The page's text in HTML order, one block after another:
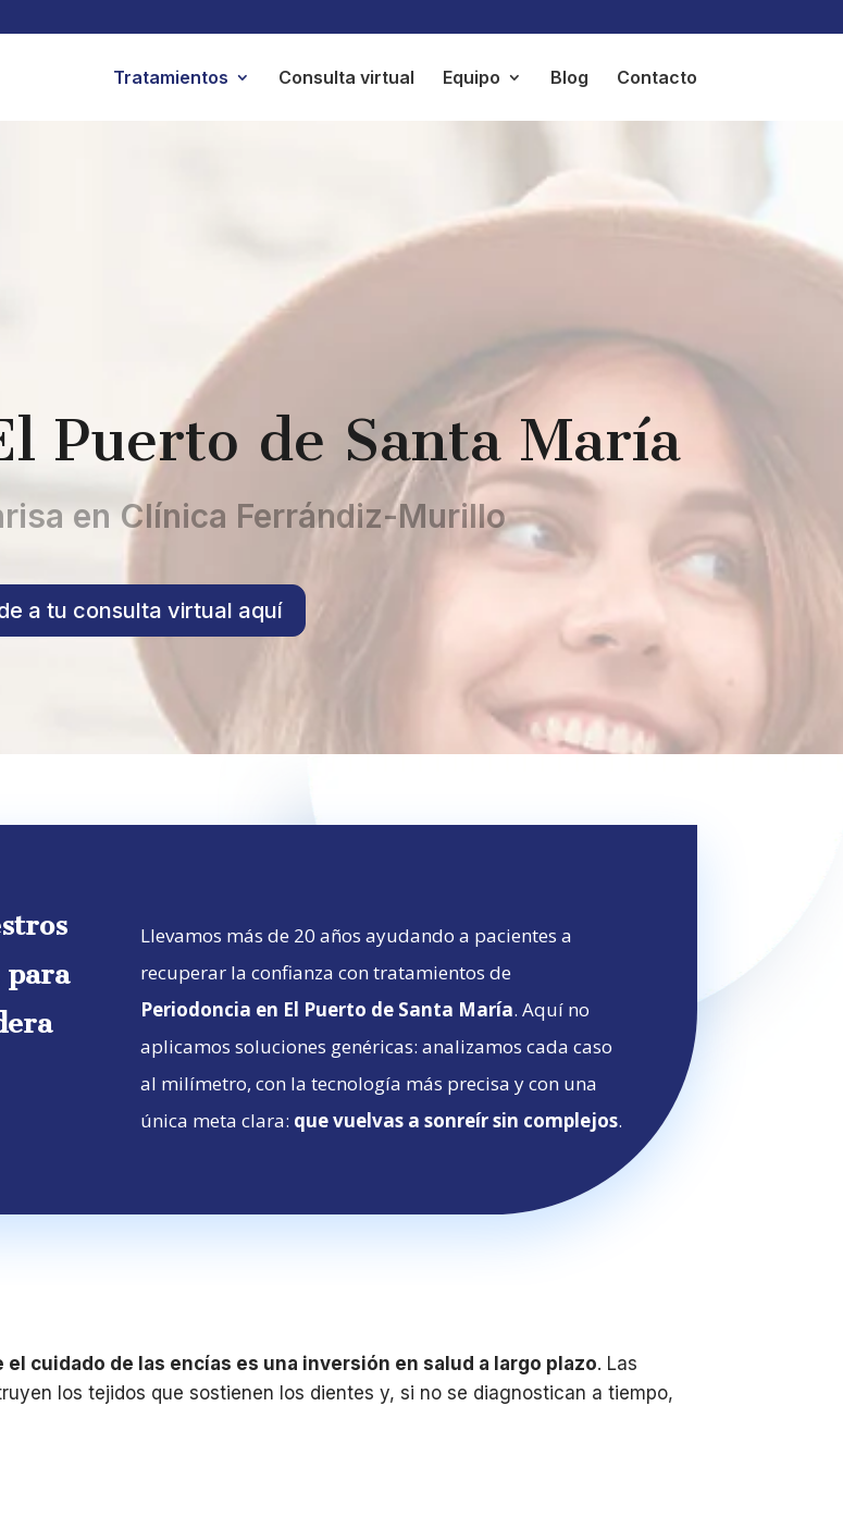
Tratamientos Consulta virtual Equipo Blog Contacto
Puerto de Santa María
en Clínica Ferrándiz-Murillo
a tu consulta virtual aquí
para
Llevamos más de 20 años ayudando a pacientes a
recuperar la confianza con tratamientos de
Periodoncia en El Puerto de Santa María. Aquí no
aplicamos soluciones genéricas: analizamos cada caso
al milímetro, con la tecnología más precisa y con una
única meta clara: que vuelvas a sonreír sin complejos.
cuidado de las encías es una inversión en salud a largo plazo. Las
los tejidos que sostienen los dientes y, si no se diagnostican a tiempo,